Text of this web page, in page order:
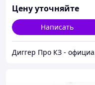
Цену уточняйте
Написать